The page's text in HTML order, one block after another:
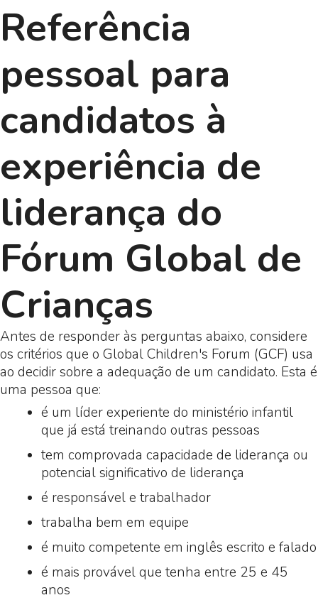
Referência
pessoal para
candidatos à
experiência de
liderança do
Fórum Global de
Crianças
Antes de responder às perguntas abaixo, considere
os critérios que o Global Children's Forum (GCF) usa
ao decidir sobre a adequação de um candidato. Esta é
uma pessoa que:
é um líder experiente do ministério infantil
que já está treinando outras pessoas
tem comprovada capacidade de liderança ou
potencial significativo de liderança
é responsável e trabalhador
trabalha bem em equipe
é muito competente em inglês escrito e falado
é mais provável que tenha entre 25 e 45
anos